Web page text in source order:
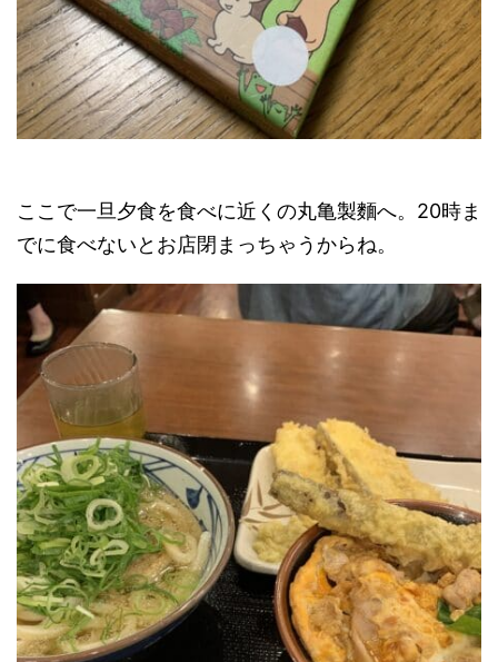
ここで一旦夕食を食べに近くの丸亀製麵へ。20時ま
でに食べないとお店閉まっちゃうからね。